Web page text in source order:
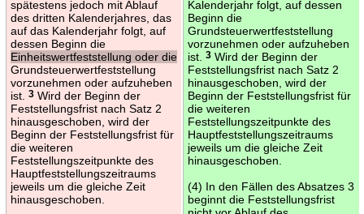
spätestens jedoch mit Ablauf
des dritten Kalenderjahres, das
auf das Kalenderjahr folgt, auf
dessen Beginn die
Einheitswertfeststellung oder die
Grundsteuerwertfeststellung
vorzunehmen oder aufzuheben
ist.
3Wird der Beginn der
Feststellungsfrist nach Satz 2
hinausgeschoben, wird der
Beginn der Feststellungsfrist für
die weiteren
Feststellungszeitpunkte des
Hauptfeststellungszeitraums
jeweils um die gleiche Zeit
hinausgeschoben.
Kalenderjahr folgt, auf dessen
Beginn die
Grundsteuerwertfeststellung
vorzunehmen oder aufzuheben
ist.
3Wird der Beginn der
Feststellungsfrist nach Satz 2
hinausgeschoben, wird der
Beginn der Feststellungsfrist für
die weiteren
Feststellungszeitpunkte des
Hauptfeststellungszeitraums
jeweils um die gleiche Zeit
hinausgeschoben.
(4) In den Fällen des Absatzes 3
beginnt die Feststellungsfrist